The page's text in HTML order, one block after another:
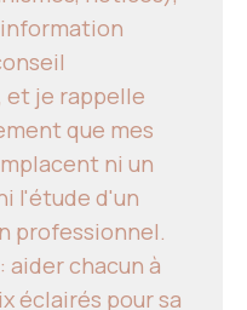
et je rappelle
que mes
ni un
l'étude d'un
professionnel.
aider chacun à
éclairés pour sa